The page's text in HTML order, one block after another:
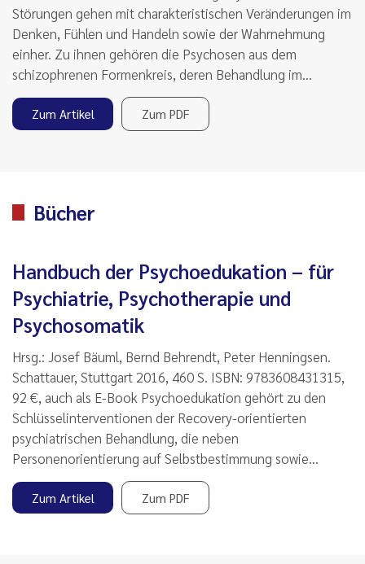
Störungen gehen mit charakteristischen Veränderungen im
Denken, Fühlen und Handeln sowie der Wahrnehmung
einher. Zu ihnen gehören die Psychosen aus dem
schizophrenen Formenkreis, deren Behandlung im…
Zum Artikel Zum PDF
Bücher
Handbuch der Psychoedukation – für
Psychiatrie, Psychotherapie und
Psychosomatik
Hrsg.: Josef Bäuml, Bernd Behrendt, Peter Henningsen.
Schattauer, Stuttgart 2016, 460 S. ISBN: 9783608431315,
92 €, auch als E-Book Psychoedukation gehört zu den
Schlüsselinterventionen der Recovery-orientierten
psychiatrischen Behandlung, die neben
Personenorientierung auf Selbstbestimmung sowie…
Zum Artikel Zum PDF